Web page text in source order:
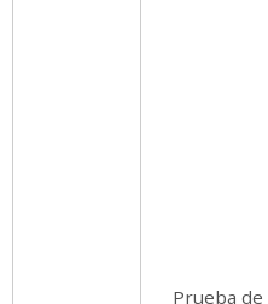
Prueba de